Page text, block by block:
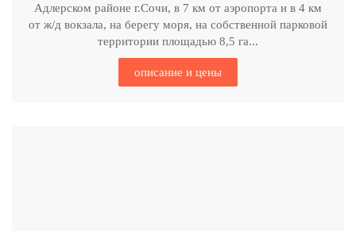
Адлерском районе г.Сочи, в 7 км от аэропорта и в 4 км
от ж/д вокзала, на берегу моря, на собственной парковой
территории площадью 8,5 га...
описание и цены